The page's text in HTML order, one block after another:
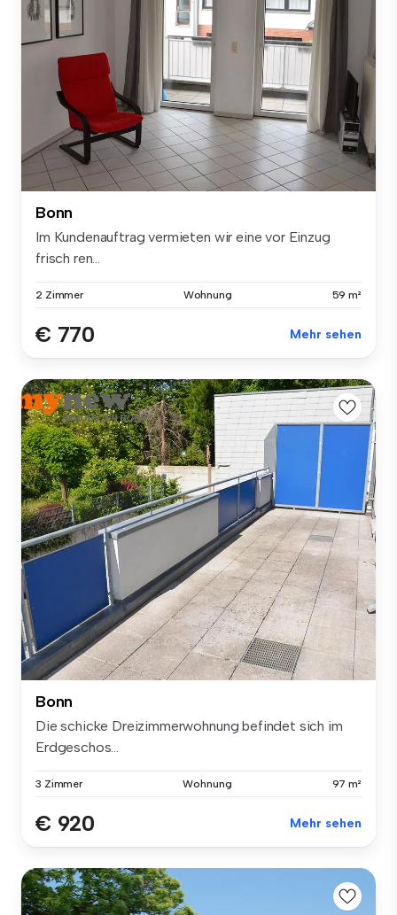
Bonn
Im Kundenauftrag vermieten wir eine vor Einzug
frisch ren...
2 Zimmer Wohnung 59 m²
€ 770 Mehr sehen
Bonn
Die schicke Dreizimmerwohnung befindet sich im
Erdgeschos...
3 Zimmer Wohnung 97 m²
€ 920 Mehr sehen